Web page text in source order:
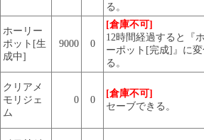
る。
ホーリー
ポット[生
成中]
9000 0
[倉庫不可]
12時間経過すると『
ーポット[完成]』に変
る。
クリアメ
モリジェ
ム
0 0
[倉庫不可]
セーブできる。